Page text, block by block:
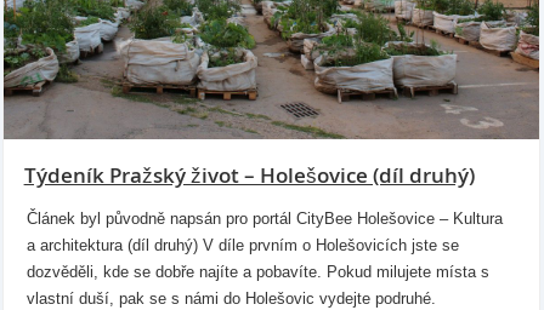
Týdeník Pražský život – Holešovice (díl druhý)
Článek byl původně napsán pro portál CityBee Holešovice – Kultura
a architektura (díl druhý) V díle prvním o Holešovicích jste se
dozvěděli, kde se dobře najíte a pobavíte. Pokud milujete místa s
vlastní duší, pak se s námi do Holešovic vydejte podruhé.